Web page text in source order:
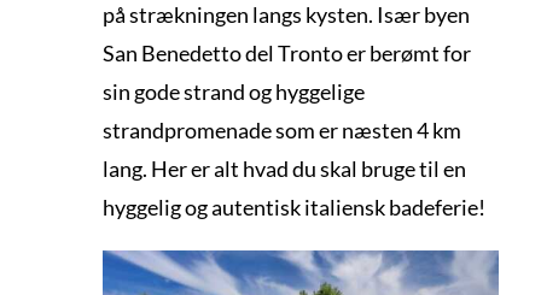
på strækningen langs kysten. Især byen
San Benedetto del Tronto er berømt for
sin gode strand og hyggelige
strandpromenade som er næsten 4 km
lang. Her er alt hvad du skal bruge til en
hyggelig og autentisk italiensk badeferie!